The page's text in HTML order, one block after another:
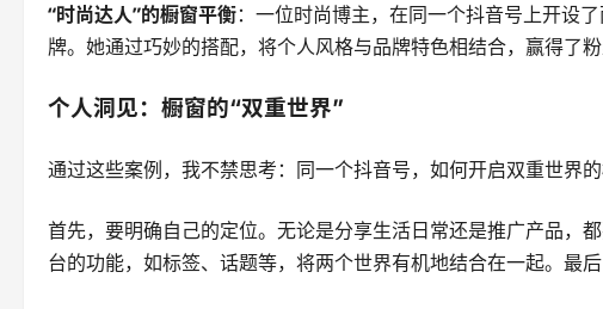
“时尚达人”的橱窗平衡：一位时尚博主，在同一个抖音号上开设
牌。她通过巧妙的搭配，将个人风格与品牌特色相结合，赢得了粉
个人洞见：橱窗的“双重世界”
通过这些案例，我不禁思考：同一个抖音号，如何开启双重世界
首先，要明确自己的定位。无论是分享生活日常还是推广产品，
台的功能，如标签、话题等，将两个世界有机地结合在一起。最